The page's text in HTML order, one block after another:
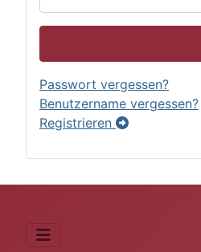
Passwort vergessen?
Benutzername vergessen?
Registrieren